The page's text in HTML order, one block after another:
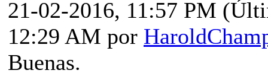
21-02-2016, 11:57 PM
12:29 AM por
Buenas.